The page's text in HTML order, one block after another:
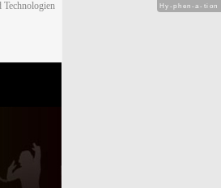
Technologien
Hy-phen-a-tion